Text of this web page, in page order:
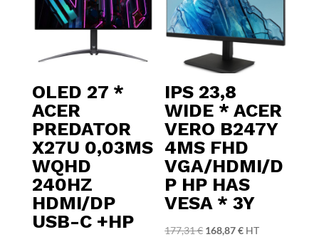
OLED 27 *
ACER
PREDATOR
X27U 0,03MS
WQHD
240HZ
HDMI/DP
USB-C +HP
IPS 23,8
WIDE * ACER
VERO B247Y
4MS FHD
VGA/HDMI/D
P HP HAS
VESA * 3Y
177,31€ Le
168,87€Le
HT